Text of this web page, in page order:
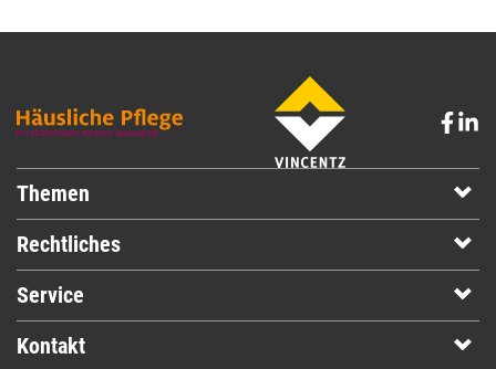
Themen
Rechtliches
Service
Kontakt